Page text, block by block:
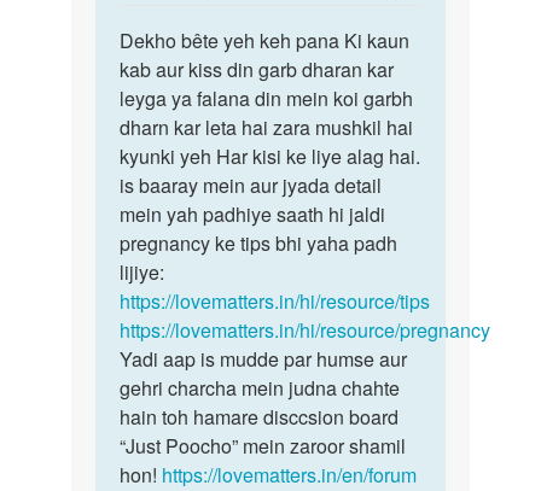
to
meri
mc
ki
date
4sep
hai
hum
Anonymous
Dekho
bête
yeh
keh
pana
Ki
Dekho bête yeh keh pana Ki kaun
kab aur kiss din garb dharan kar
leyga ya falana din mein koi garbh
dharn kar leta hai zara mushkil hai
kyunki yeh Har kisi ke liye alag hai.
is baaray mein aur jyada detail
mein yah padhiye saath hi jaldi
pregnancy ke tips bhi yaha padh
lijiye:
https://lovematters.in/hi/resource/tips
https://lovematters.in/hi/resource/pregnancy
Yadi aap is mudde par humse aur
gehri charcha mein judna chahte
hain toh hamare disccsion board
“Just Poocho” mein zaroor shamil
hon! https://lovematters.in/en/forum